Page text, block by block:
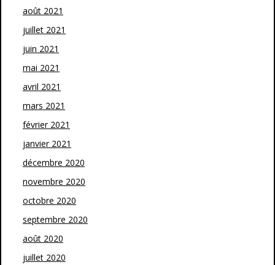
août 2021
juillet 2021
juin 2021
mai 2021
avril 2021
mars 2021
février 2021
janvier 2021
décembre 2020
novembre 2020
octobre 2020
septembre 2020
août 2020
juillet 2020